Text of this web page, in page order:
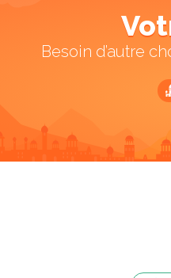
Besoin d’autre